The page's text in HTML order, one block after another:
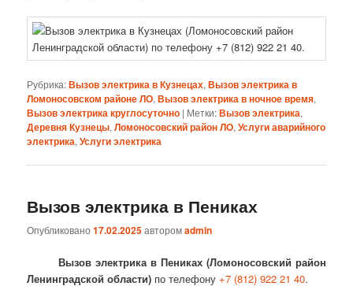
Рубрика:Вызов электрика в Кузнецах,Вызов электрика в
Ломоносовском районе ЛО,Вызов электрика в ночное время,
Вызов электрика круглосуточно | Метки:Вызов электрика,
Деревня Кузнецы,Ломоносовский район ЛО,Услуги аварийного
электрика,Услуги электрика
Вызов электрика в Пениках
Опубликовано17.02.2025авторомadmin
Вызов электрика в Пениках (Ломоносовский район
Ленинградской области) по телефону+7 (812) 922 21 40.